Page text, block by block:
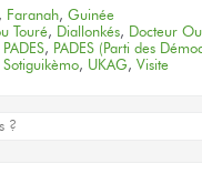
, Faranah, Guinée
Touré, Diallonkés, Docteur
PADES, PADES (Parti des
Sotiguikèmo, UKAG, Visite